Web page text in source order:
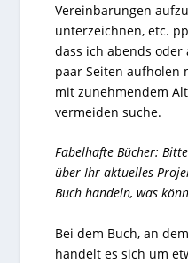
Vereinbarungen
unterzeichnen, etc.
dass ich abends oder
paar Seiten aufholen
mit zunehmendem
vermeiden suche.
Fabelhafte Bücher:
über Ihr aktuelles
Buch handeln, was
Bei dem Buch, an
handelt es sich um